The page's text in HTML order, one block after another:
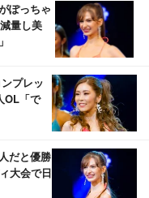
ぽっちゃ
量し美
プレッ
OL「で
だと優勝
大会で日